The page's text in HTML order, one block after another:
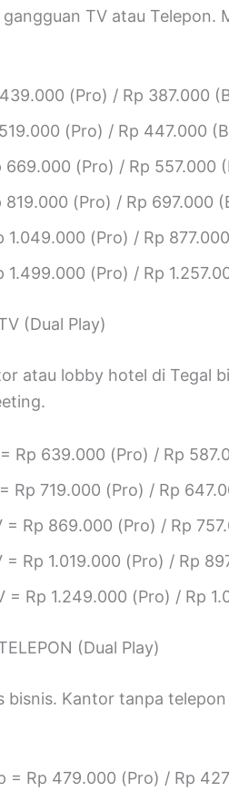
TV atau Telepon.
(Pro) / Rp 387.000
(Pro) / Rp 447.000
669.000 (Pro) / Rp 557.000
819.000 (Pro) / Rp 697.000
1.049.000 (Pro) / Rp
1.499.000 (Pro) / Rp
(Dual Play)
atau lobby hotel di Tegal
Rp 639.000 (Pro) / Rp
Rp 719.000 (Pro) / Rp
= Rp 869.000 (Pro) / Rp
= Rp 1.019.000 (Pro) / Rp
= Rp 1.249.000 (Pro) / Rp
(Dual Play)
bisnis. Kantor tanpa
= Rp 479.000 (Pro) / Rp